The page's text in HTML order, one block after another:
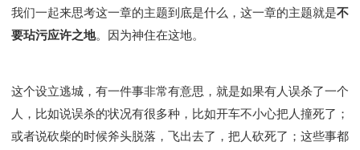
我们一起来思考这一章的主题到底是什么，这一章的主题就是不
要玷污应许之地。因为神住在这地。
这个设立逃城，有一件事非常有意思，就是如果有人误杀了一个
人，比如说误杀的状况有很多种，比如开车不小心把人撞死了；
或者说砍柴的时候斧头脱落，飞出去了，把人砍死了；这些事都